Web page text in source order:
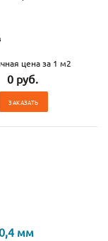
цена за 1 м2
0 руб.
ЗАКАЗАТЬ
мм